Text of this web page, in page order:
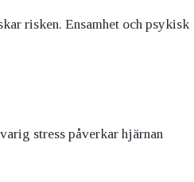
risken. Ensamhet och psykisk
stress påverkar hjärnan